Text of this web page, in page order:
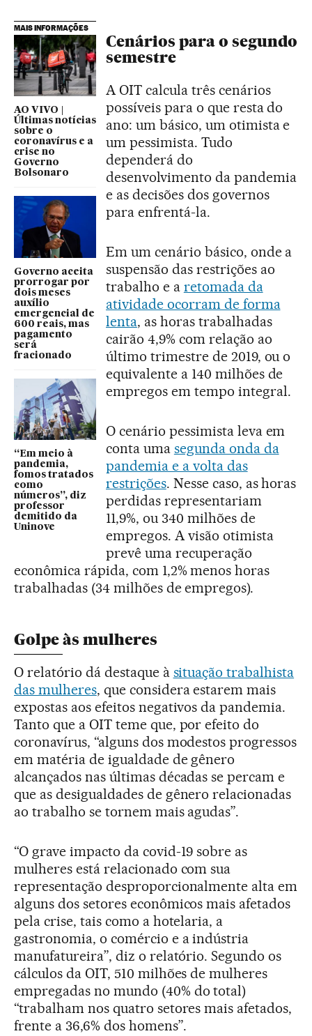
MAIS INFORMAÇÕES
AO VIVO |
Últimas notícias
sobre o
coronavírus e a
crise no
Governo
Bolsonaro
Governo aceita
prorrogar por
dois meses
auxílio
emergencial de
600 reais, mas
pagamento
será
fracionado
“Em meio à
pandemia,
fomos tratados
como
números”, diz
professor
demitido da
Uninove
Cenários para o segundo
semestre
A OIT calcula três cenários
possíveis para o que resta do
ano: um básico, um otimista e
um pessimista. Tudo
dependerá do
desenvolvimento da pandemia
e as decisões dos governos
para enfrentá-la.
Em um cenário básico, onde a
suspensão das restrições ao
trabalho e a retomada da
atividade ocorram de forma
lenta, as horas trabalhadas
cairão 4,9% com relação ao
último trimestre de 2019, ou o
equivalente a 140 milhões de
empregos em tempo integral.
O cenário pessimista leva em
conta uma segunda onda da
pandemia e a volta das
restrições. Nesse caso, as horas
perdidas representariam
11,9%, ou 340 milhões de
empregos. A visão otimista
prevê uma recuperação
econômica rápida, com 1,2% menos horas
trabalhadas (34 milhões de empregos).
Golpe às mulheres
O relatório dá destaque à situação trabalhista
das mulheres, que considera estarem mais
expostas aos efeitos negativos da pandemia.
Tanto que a OIT teme que, por efeito do
coronavírus, “alguns dos modestos progressos
em matéria de igualdade de gênero
alcançados nas últimas décadas se percam e
que as desigualdades de gênero relacionadas
ao trabalho se tornem mais agudas”.
“O grave impacto da covid-19 sobre as
mulheres está relacionado com sua
representação desproporcionalmente alta em
alguns dos setores econômicos mais afetados
pela crise, tais como a hotelaria, a
gastronomia, o comércio e a indústria
manufatureira”, diz o relatório. Segundo os
cálculos da OIT, 510 milhões de mulheres
empregadas no mundo (40% do total)
“trabalham nos quatro setores mais afetados,
frente a 36,6% dos homens”.